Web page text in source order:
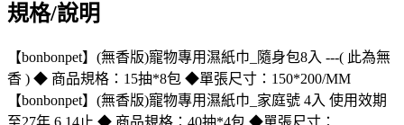
規格/說明
【bonbonpet】(無香版)寵物專用濕紙巾_隨身包8入 ---( 此為無
香 ) ◆ 商品規格：15抽*8包 ◆單張尺寸：150*200/MM
【bonbonpet】(無香版)寵物專用濕紙巾_家庭號 4入 使用效期
至27年.6.14止 ◆ 商品規格：40抽*4包 ◆單張尺寸：